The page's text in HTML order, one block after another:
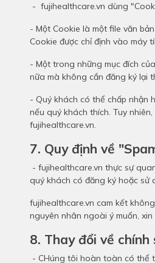
- fujihealthcare.vn dùng
- Một Cookie là một file văn
Cookie được chỉ định vào máy
- Một trong những mục đích
nữa mà không cần đăng ký lại
- Quý khách có thể chấp nhận
nếu quý khách thích. Tuy
fujihealthcare.vn.
7. Quy định về
- fujihealthcare.vn thực sự
quý khách có đăng ký hoặc sử
fujihealthcare.vn cam kết
nguyên nhân ngoài ý muốn,
8. Thay đổi về chính
- CHúng tôi hoàn toàn có thể